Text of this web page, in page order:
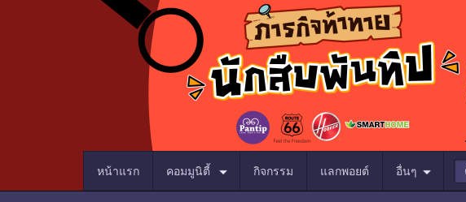
หน้าแรก คอมมูนิตี้ กิจกรรม แลกพอยต์ อื่นๆ